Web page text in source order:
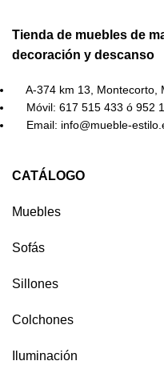
Tienda de muebles de
decoración y descanso
A-374 km 13, Montecorto,
Móvil: 617 515 433 ó 952
Email: info@mueble-
CATÁLOGO
Muebles
Sofás
Sillones
Colchones
Iluminación